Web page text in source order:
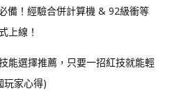
備！經驗合併計算機 & 92級衝等
上線！
能選擇推薦，只要一招紅技就能輕
玩家心得)